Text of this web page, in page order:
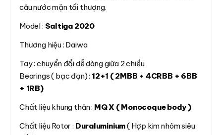
câu nước mặn tối thượng.
Model : Saltiga 2020
Thương hiệu : Daiwa
Tay : chuyển đổi dễ dàng giữa 2 chiều
Bearings ( bạc đạn) : 12+1 ( 2MBB + 4CRBB + 6BB
+ 1RB)
Chất liệu khung thân : MQ X ( Monocoque body )
Chất liệu Rotor : Duraluminium( Hợp kim nhôm siêu